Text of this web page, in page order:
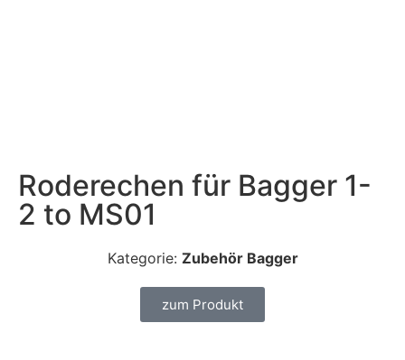
Roderechen für Bagger 1-
2 to MS01
Kategorie: Zubehör Bagger
zum Produkt